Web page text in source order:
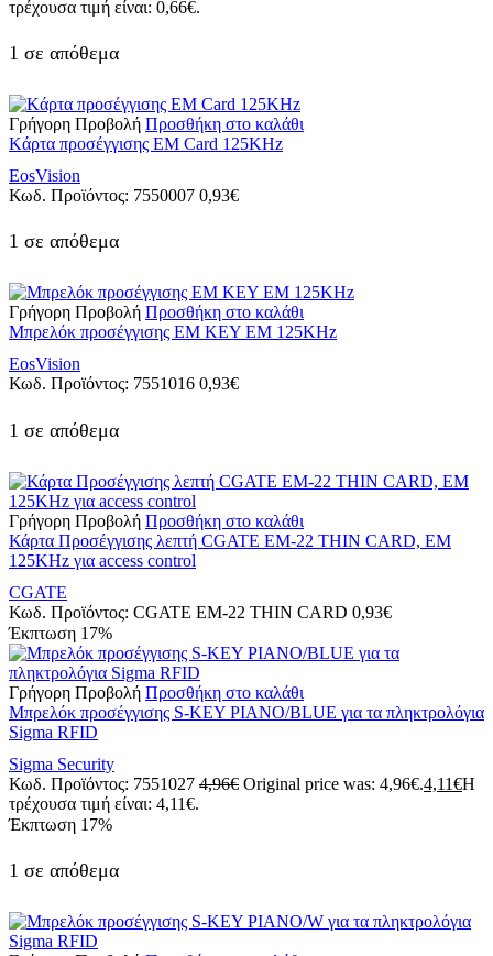
τρέχουσα τιμή είναι: 0,66€.
1 σε απόθεμα
Γρήγορη Προβολή Προσθήκη στο καλάθι
Kάρτα προσέγγισης EM Card 125KHz
EosVision
Κωδ. Προϊόντος: 7550007 0,93€
1 σε απόθεμα
Γρήγορη Προβολή Προσθήκη στο καλάθι
Μπρελόκ προσέγγισης EM KEY EM 125KHz
EosVision
Κωδ. Προϊόντος: 7551016 0,93€
1 σε απόθεμα
Γρήγορη Προβολή Προσθήκη στο καλάθι
Κάρτα Προσέγγισης λεπτή CGATE EM-22 THIN CARD, EM
125KHz για access control
CGATE
Κωδ. Προϊόντος: CGATE EM-22 THIN CARD 0,93€
Έκπτωση 17%
Γρήγορη Προβολή Προσθήκη στο καλάθι
Μπρελόκ προσέγγισης S-KEY PIANO/BLUE για τα πληκτρολόγια
Sigma RFID
Sigma Security
Κωδ. Προϊόντος: 7551027 4,96€ Original price was: 4,96€.4,11€Η
τρέχουσα τιμή είναι: 4,11€.
Έκπτωση 17%
1 σε απόθεμα